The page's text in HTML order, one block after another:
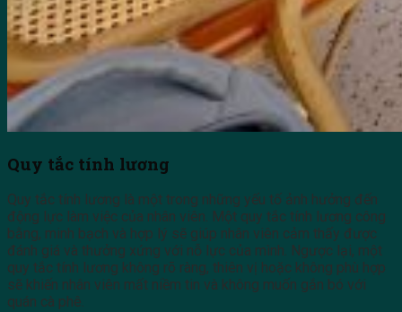
Quy tắc tính lương
Quy tắc tính lương là một trong những yếu tố ảnh hưởng đến
động lực làm việc của nhân viên. Một quy tắc tính lương công
bằng, minh bạch và hợp lý sẽ giúp nhân viên cảm thấy được
đánh giá và thưởng xứng với nỗ lực của mình. Ngược lại, một
quy tắc tính lương không rõ ràng, thiên vị hoặc không phù hợp
sẽ khiến nhân viên mất niềm tin và không muốn gắn bó với
quán cà phê.